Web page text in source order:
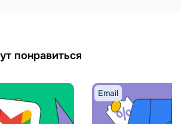
понравиться
Email